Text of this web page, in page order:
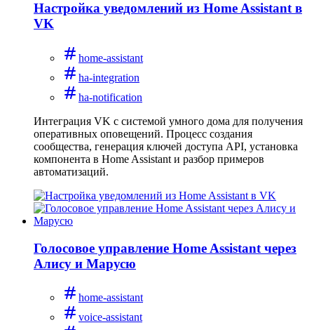
Настройка уведомлений из Home Assistant в
VK
home-assistant
ha-integration
ha-notification
Интеграция VK с системой умного дома для получения
оперативных оповещений. Процесс создания
сообщества, генерация ключей доступа API, установка
компонента в Home Assistant и разбор примеров
автоматизаций.
Голосовое управление Home Assistant через
Алису и Марусю
home-assistant
voice-assistant